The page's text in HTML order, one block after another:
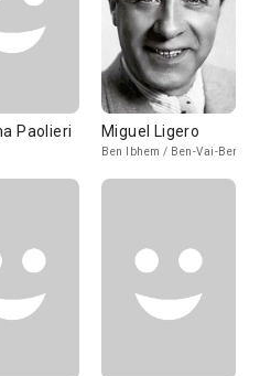
Paolieri Miguel Ligero
Ben Ibhem / Ben-Vai-Ben